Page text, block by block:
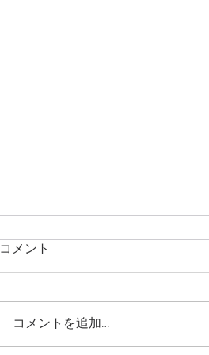
コメント
コメントを追加…